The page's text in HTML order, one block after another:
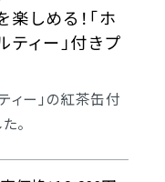
しめる！「ホ
ティー」付きプ
ィー」の紅茶缶付
。